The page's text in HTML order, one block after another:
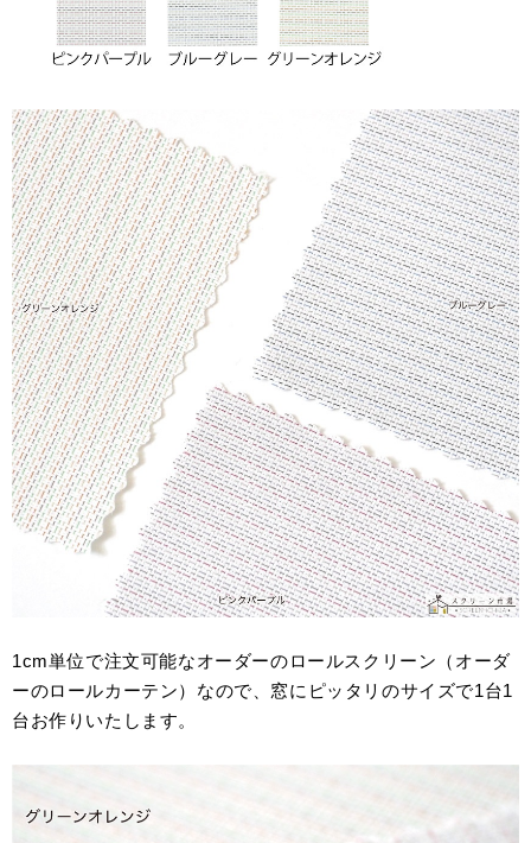
1cm単位で注文可能なオーダーのロールスクリーン（オーダ
ーのロールカーテン）なので、窓にピッタリのサイズで1台1
台お作りいたします。